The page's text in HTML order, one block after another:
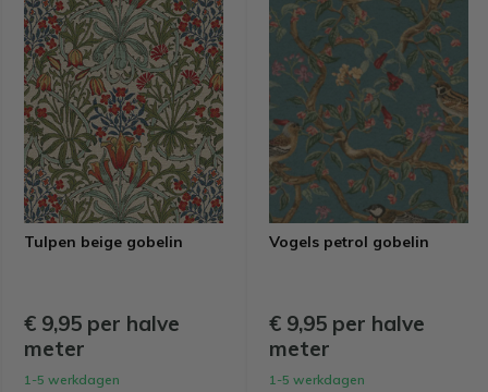
Tulpen beige gobelin
€ 9,95 per halve
meter
1-5 werkdagen
Vogels petrol gobelin
€ 9,95 per halve
meter
1-5 werkdagen